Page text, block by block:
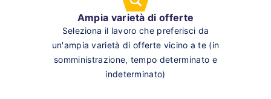
Ampia varietà di offerte
Seleziona il lavoro che preferisci da
un'ampia varietà di offerte vicino a te (in
somministrazione, tempo determinato e
indeterminato)